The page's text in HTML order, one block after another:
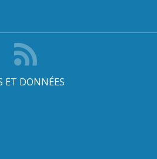
ET DONNÉES